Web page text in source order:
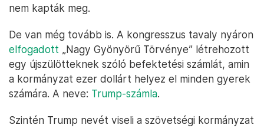
nem kapták meg.
De van még tovább is. A kongresszus tavaly nyáron
elfogadott „Nagy Gyönyörű Törvénye” létrehozott
egy újszülötteknek szóló befektetési számlát, amin
a kormányzat ezer dollárt helyez el minden gyerek
számára. A neve: Trump-számla.
Szintén Trump nevét viseli a szövetségi kormányzat